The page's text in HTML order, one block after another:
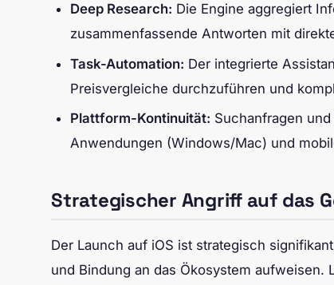
Deep Research: Die Engine aggregiert
zusammenfassende Antworten mit
Task-Automation: Der integrierte
Preisvergleiche durchzuführen und
Plattform-Kontinuität: Suchanfragen
Anwendungen (Windows/Mac) und
Strategischer Angriff auf das
Der Launch auf iOS ist strategisch
und Bindung an das Ökosystem aufweisen.